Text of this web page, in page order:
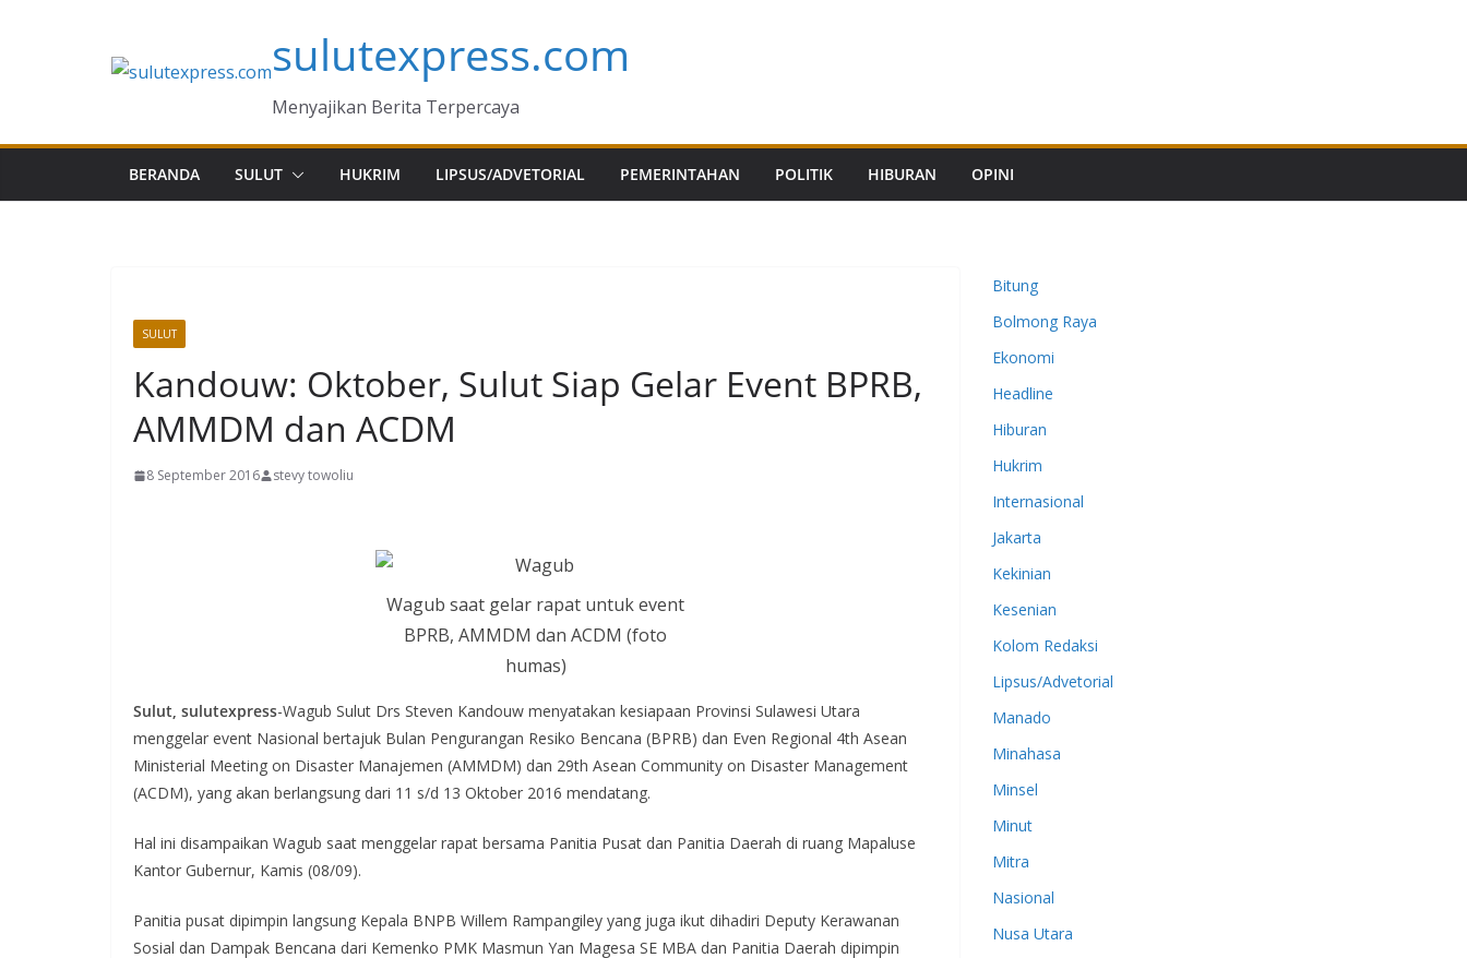
sulutexpress.com
Menyajikan Berita Terpercaya
BERANDA SULUT HUKRIM LIPSUS/ADVETORIAL PEMERINTAHAN POLITIK HIBURAN OPINI
SULUT
Kandouw: Oktober, Sulut Siap Gelar Event BPRB,
AMMDM dan ACDM
8 September 2016 stevy towoliu
Wagub saat gelar rapat untuk event
BPRB, AMMDM dan ACDM (foto
humas)
Sulut, sulutexpress-Wagub Sulut Drs Steven Kandouw menyatakan kesiapaan Provinsi Sulawesi Utara
menggelar event Nasional bertajuk Bulan Pengurangan Resiko Bencana (BPRB) dan Even Regional 4th Asean
Ministerial Meeting on Disaster Manajemen (AMMDM) dan 29th Asean Community on Disaster Management
(ACDM), yang akan berlangsung dari 11 s/d 13 Oktober 2016 mendatang.
Hal ini disampaikan Wagub saat menggelar rapat bersama Panitia Pusat dan Panitia Daerah di ruang Mapaluse
Kantor Gubernur, Kamis (08/09).
Panitia pusat dipimpin langsung Kepala BNPB Willem Rampangiley yang juga ikut dihadiri Deputy Kerawanan
Sosial dan Dampak Bencana dari Kemenko PMK Masmun Yan Magesa SE MBA dan Panitia Daerah dipimpin
Bitung
Bolmong Raya
Ekonomi
Headline
Hiburan
Hukrim
Internasional
Jakarta
Kekinian
Kesenian
Kolom Redaksi
Lipsus/Advetorial
Manado
Minahasa
Minsel
Minut
Mitra
Nasional
Nusa Utara